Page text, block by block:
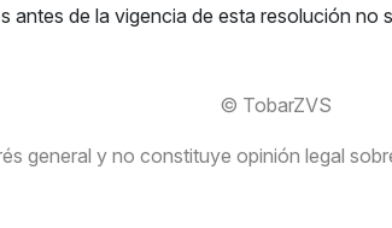
antes de la vigencia de esta resolución no
© TobarZVS
general y no constituye opinión legal